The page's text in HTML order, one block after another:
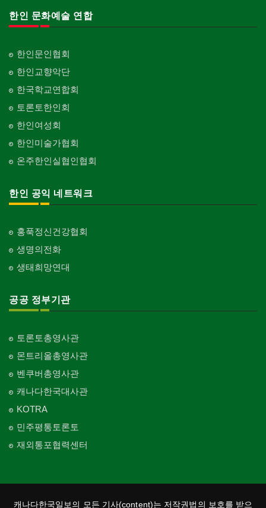
한인 문화예술 연합
한인문인협회
한인교향악단
한국학교연합회
토론토한인회
한인여성회
한인미술가협회
온주한인실협인협회
한인 공익 네트워크
홍푹정신건강협회
생명의전화
생태희망연대
공공 정부기관
토론토총영사관
몬트리올총영사관
벤쿠버총영사관
캐나다한국대사관
KOTRA
민주평통토론토
재외통포협력센터
캐나다한국일보의 모든 기사(content)는 저작권법의 보호를 받으